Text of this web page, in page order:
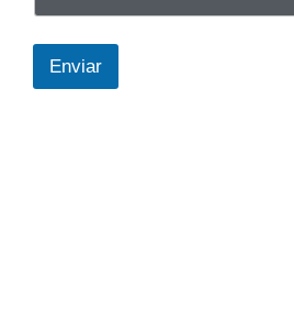
r
r
o
Enviar